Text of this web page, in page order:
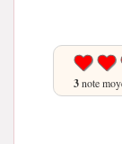
3note